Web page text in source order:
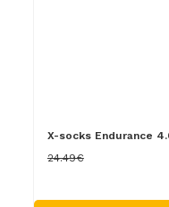
X-socks Endurance
24.49€